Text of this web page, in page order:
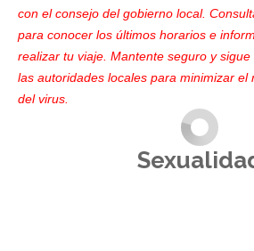
con el consejo del gobierno local.
para conocer los últimos horarios e
realizar tu viaje. Mantente seguro y
las autoridades locales para minimizar el
del virus.